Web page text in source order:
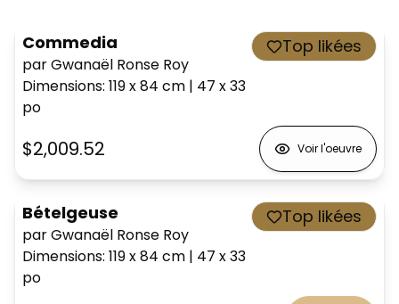
Commedia
par Gwanaël Ronse Roy
Dimensions: 119 x 84 cm | 47 x 33
po
Top likées
$2,009.52 Voir l'oeuvre
Bételgeuse
par Gwanaël Ronse Roy
Dimensions: 119 x 84 cm | 47 x 33
po
Top likées